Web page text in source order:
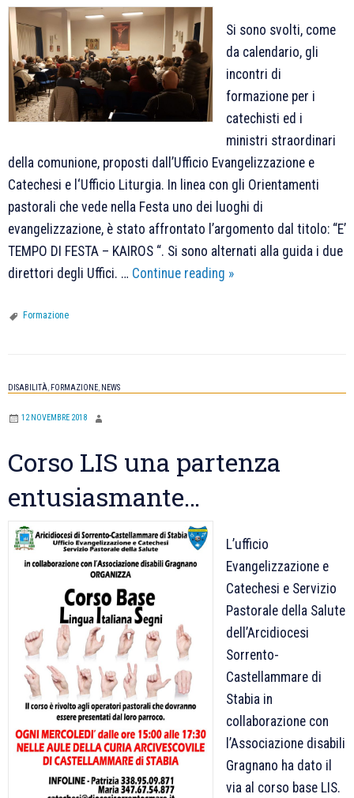
Si sono svolti, come
da calendario, gli
incontri di
formazione per i
catechisti ed i
ministri straordinari
della comunione, proposti dall’Ufficio Evangelizzazione e
Catechesi e l‘Ufficio Liturgia. In linea con gli Orientamenti
pastorali che vede nella Festa uno dei luoghi di
evangelizzazione, è stato affrontato l’argomento dal titolo: “E’
TEMPO DI FESTA – KAIROS “. Si sono alternati alla guida i due
direttori degli Uffici. … Continue reading “E’
incontri
»
Formazione
DISABILITÀ, FORMAZIONE, NEWS
12 NOVEMBRE 2018
Corso LIS una partenza
entusiasmante…
L’ufficio
Evangelizzazione e
Catechesi e Servizio
Pastorale della Salute
dell’Arcidiocesi
Sorrento-
Castellammare di
Stabia in
collaborazione con
l’Associazione disabili
Gragnano ha dato il
via al corso base LIS.